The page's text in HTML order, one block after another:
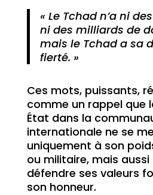
« Le Tchad n’a ni
ni des milliards de
mais le Tchad a sa
fierté. »
Ces mots, puissants,
comme un rappel que
État dans la
internationale ne se
uniquement à son
ou militaire, mais
défendre ses valeurs
son honneur.